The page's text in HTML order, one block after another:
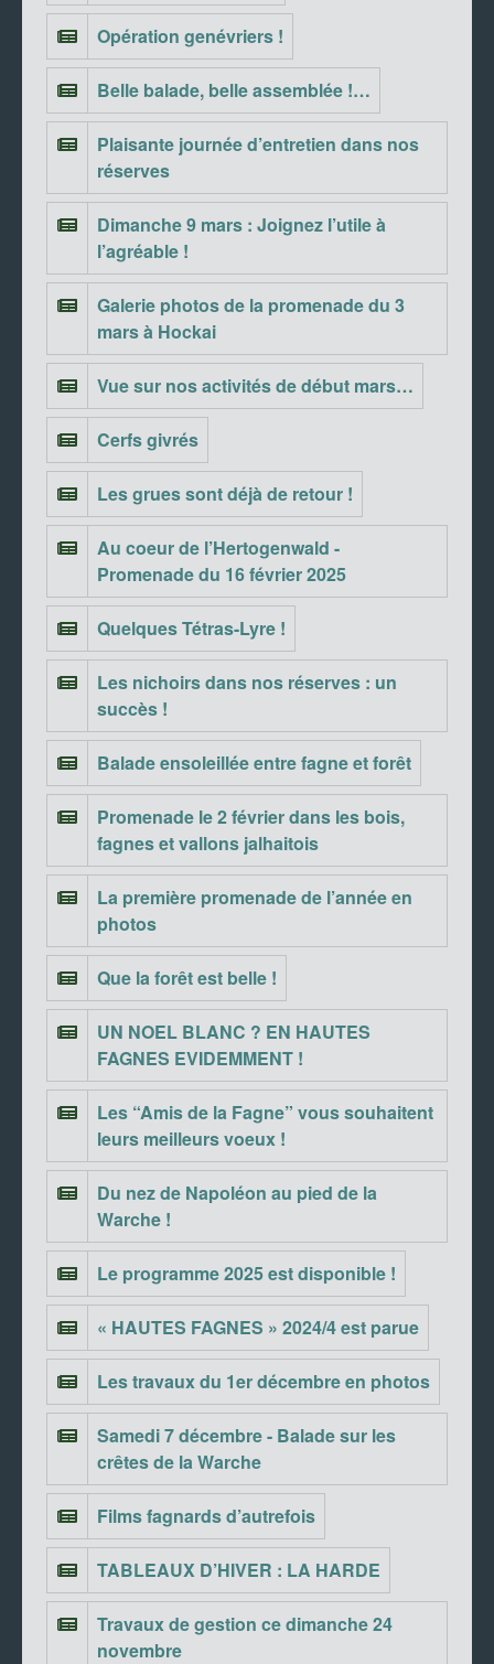
Opération genévriers !
Belle balade, belle assemblée !…
Plaisante journée d’entretien dans nos
réserves
Dimanche 9 mars : Joignez l’utile à
l’agréable !
Galerie photos de la promenade du 3
mars à Hockai
Vue sur nos activités de début mars…
Cerfs givrés
Les grues sont déjà de retour !
Au coeur de l’Hertogenwald -
Promenade du 16 février 2025
Quelques Tétras-Lyre !
Les nichoirs dans nos réserves : un
succès !
Balade ensoleillée entre fagne et forêt
Promenade le 2 février dans les bois,
fagnes et vallons jalhaitois
La première promenade de l’année en
photos
Que la forêt est belle !
UN NOEL BLANC ? EN HAUTES
FAGNES EVIDEMMENT !
Les “Amis de la Fagne” vous souhaitent
leurs meilleurs voeux !
Du nez de Napoléon au pied de la
Warche !
Le programme 2025 est disponible !
« HAUTES FAGNES » 2024/4 est parue
Les travaux du 1er décembre en photos
Samedi 7 décembre - Balade sur les
crêtes de la Warche
Films fagnards d’autrefois
TABLEAUX D’HIVER : LA HARDE
Travaux de gestion ce dimanche 24
novembre